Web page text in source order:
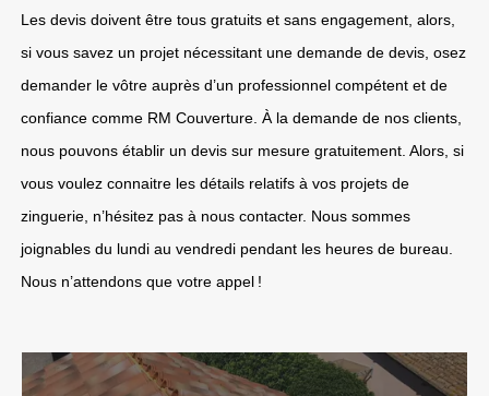
Les devis doivent être tous gratuits et sans engagement, alors,
si vous savez un projet nécessitant une demande de devis, osez
demander le vôtre auprès d’un professionnel compétent et de
confiance comme RM Couverture. À la demande de nos clients,
nous pouvons établir un devis sur mesure gratuitement. Alors, si
vous voulez connaitre les détails relatifs à vos projets de
zinguerie, n’hésitez pas à nous contacter. Nous sommes
joignables du lundi au vendredi pendant les heures de bureau.
Nous n’attendons que votre appel !